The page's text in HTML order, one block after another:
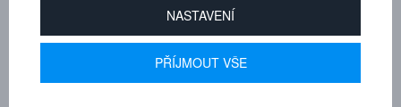
NASTAVENÍ
PŘÍJMOUT VŠE